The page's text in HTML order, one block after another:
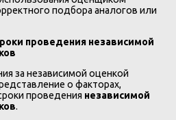
подбора аналогов или
проведения независимой
за независимой оценкой
о факторах,
проведения независимой
.